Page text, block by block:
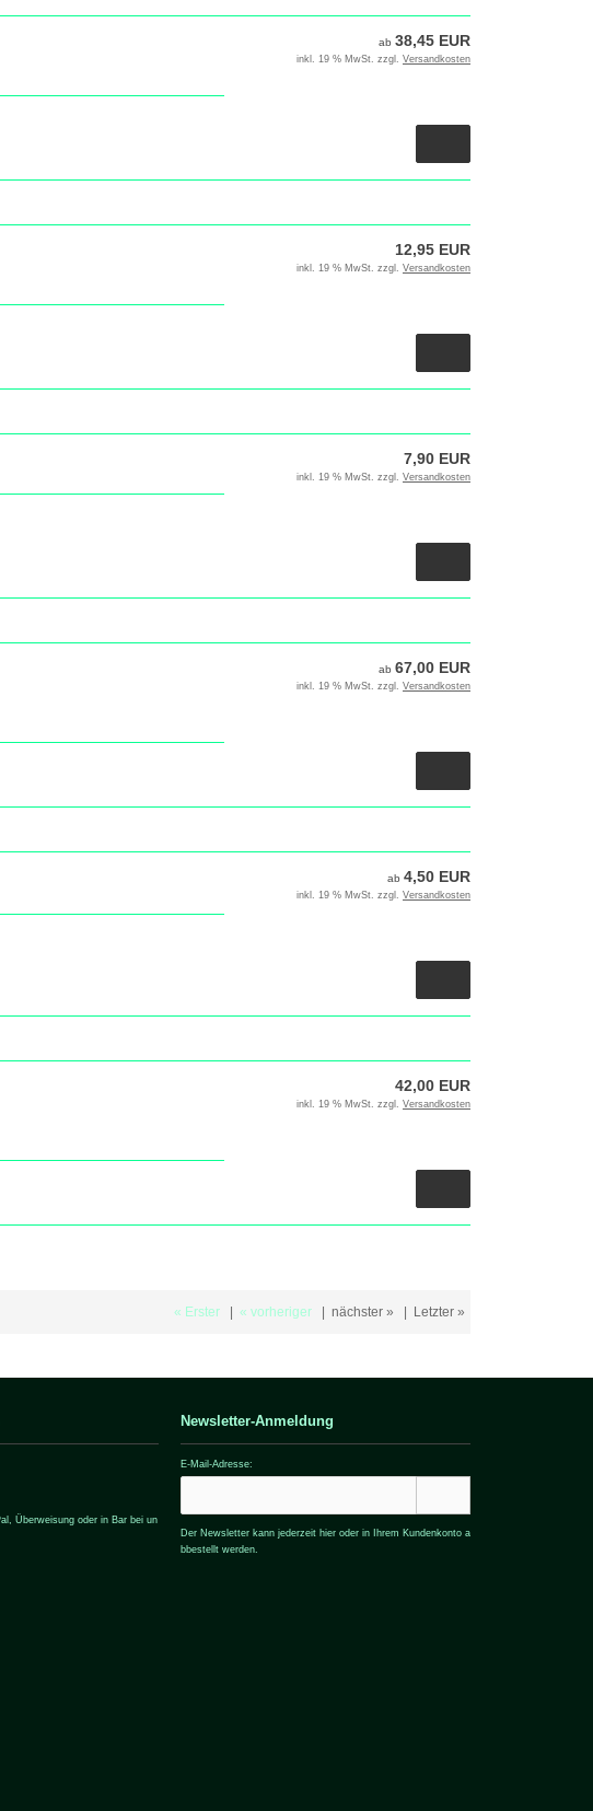
ab 38,45 EUR
inkl. 19 % MwSt. zzgl. Versandkosten
12,95 EUR
inkl. 19 % MwSt. zzgl. Versandkosten
7,90 EUR
inkl. 19 % MwSt. zzgl. Versandkosten
ab 67,00 EUR
inkl. 19 % MwSt. zzgl. Versandkosten
ab 4,50 EUR
inkl. 19 % MwSt. zzgl. Versandkosten
42,00 EUR
inkl. 19 % MwSt. zzgl. Versandkosten
« Erster « vorheriger nächster » Letzter »
Überweisung oder in Bar bei un
Newsletter-Anmeldung
E-Mail-Adresse:
Der Newsletter kann jederzeit hier oder in Ihrem Kundenkonto a
bbestellt werden.